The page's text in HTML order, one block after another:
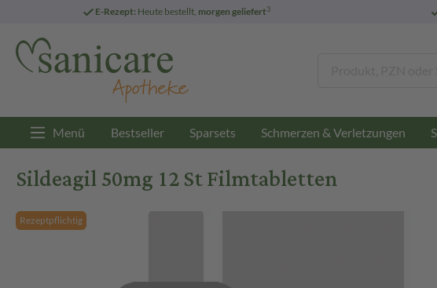
E-Rezept: Heute bestellt, morgen geliefert3
Menü Bestseller Sparsets Schmerzen & Verletzungen
Sildeagil 50mg 12 St Filmtabletten
Rezeptpflichtig